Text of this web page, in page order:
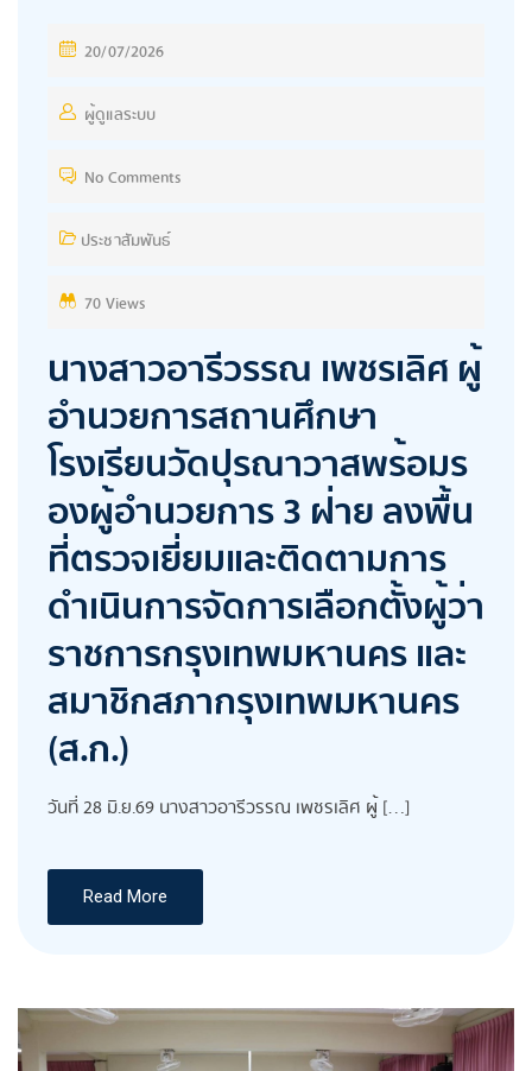
P
S
E
O
20/07/2026
ผู้ดูแลระบบ
No Comments
ประชาสัมพันธ์
70 Views
นางสาวอารีวรรณ เพชรเลิศ ผู้
อำนวยการสถานศึกษา
โรงเรียนวัดปุรณาวาสพร้อมร
องผู้อำนวยการ 3 ฝ่าย ลงพื้น
ที่ตรวจเยี่ยมและติดตามการ
ดำเนินการจัดการเลือกตั้งผู้ว่า
ราชการกรุงเทพมหานคร และ
สมาชิกสภากรุงเทพมหานคร
(ส.ก.)
วันที่ 28 มิ.ย.69 นางสาวอารีวรรณ เพชรเลิศ ผู้ […]
Read More